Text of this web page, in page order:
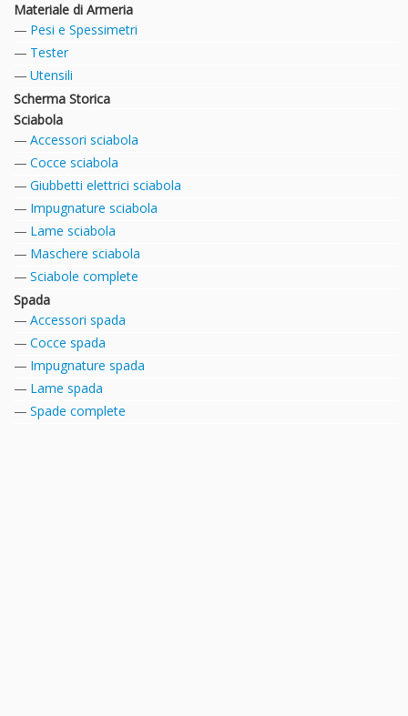
Materiale di Armeria
Pesi e Spessimetri
Tester
Utensili
Scherma Storica
Sciabola
Accessori sciabola
Cocce sciabola
Giubbetti elettrici sciabola
Impugnature sciabola
Lame sciabola
Maschere sciabola
Sciabole complete
Spada
Accessori spada
Cocce spada
Impugnature spada
Lame spada
Spade complete